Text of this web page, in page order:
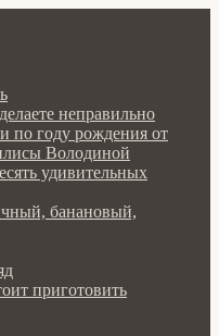
неправильно
по году рождения от
Володиной
удивительных
банановый,
приготовить